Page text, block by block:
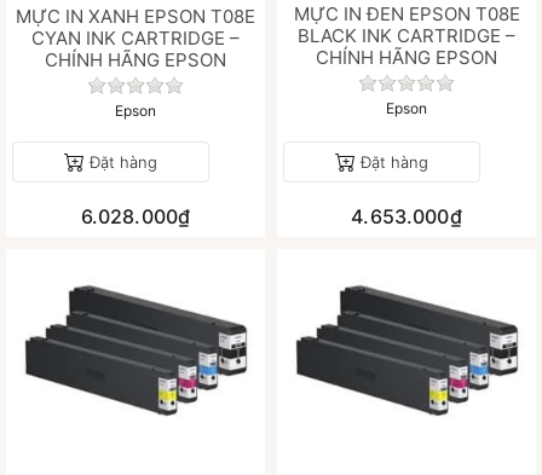
MỰC IN XANH EPSON T08E
CYAN INK CARTRIDGE –
CHÍNH HÃNG EPSON
Chưa có đánh giá nào cho sản phẩm này.
Epson
Đặt hàng
6.028.000₫
MỰC IN ĐEN EPSON T08E
BLACK INK CARTRIDGE –
CHÍNH HÃNG EPSON
Chưa có đánh
Epson
Đặt hàng
4.653.000₫